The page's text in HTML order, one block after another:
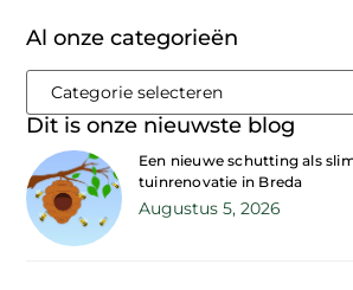
Al onze categorieën
Dit is onze nieuwste blog
Een nieuwe schutting als
tuinrenovatie in Breda
Augustus 5, 2026